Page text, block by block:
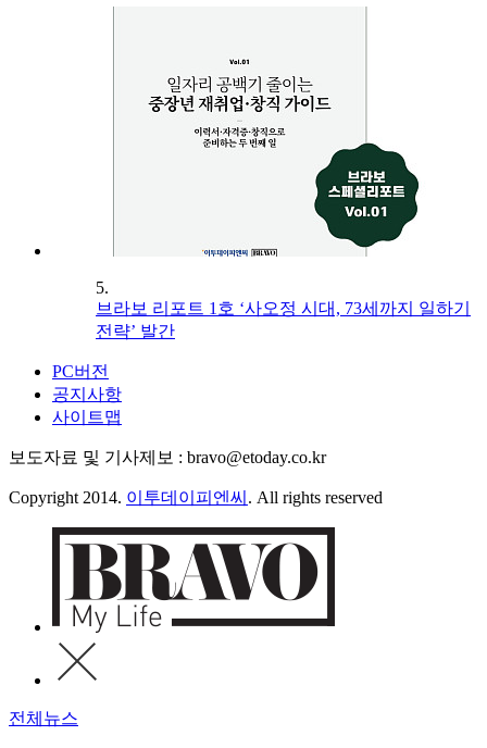
5.
브라보 리포트 1호 ‘사오정 시대, 73세까지 일하기
전략’ 발간
PC버전
공지사항
사이트맵
보도자료 및 기사제보 : bravo@etoday.co.kr
Copyright 2014. 이투데이피엔씨 . All rights reserved
전체뉴스